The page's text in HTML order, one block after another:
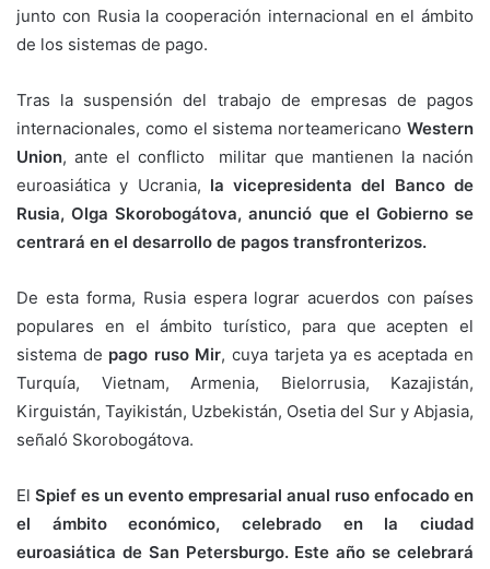
junto con Rusia la cooperación internacional en el ámbito
de los sistemas de pago.
Tras la suspensión del trabajo de empresas de pagos
internacionales, como el sistema norteamericano Western
Union, ante el conflicto militar que mantienen la nación
euroasiática y Ucrania, la vicepresidenta del Banco de
Rusia, Olga Skorobogátova, anunció que el Gobierno se
centrará en el desarrollo de pagos transfronterizos.
De esta forma, Rusia espera lograr acuerdos con países
populares en el ámbito turístico, para que acepten el
sistema de pago ruso Mir, cuya tarjeta ya es aceptada en
Turquía, Vietnam, Armenia, Bielorrusia, Kazajistán,
Kirguistán, Tayikistán, Uzbekistán, Osetia del Sur y Abjasia,
señaló Skorobogátova.
El Spief es un evento empresarial anual ruso enfocado en
el ámbito económico, celebrado en la ciudad
euroasiática de San Petersburgo. Este año se celebrará